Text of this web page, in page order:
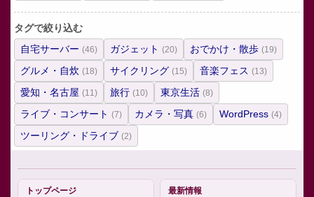
タグで絞り込む
自宅サーバー (46) ガジェット (20) おでかけ・散歩 (19)
グルメ・自炊 (18) サイクリング (15) 音楽フェス (13)
愛知・名古屋 (11) 旅行 (10) 東京生活 (8)
ライブ・コンサート (7) カメラ・写真 (6) WordPress (4)
ツーリング・ドライブ (2)
トップページ 最新情報